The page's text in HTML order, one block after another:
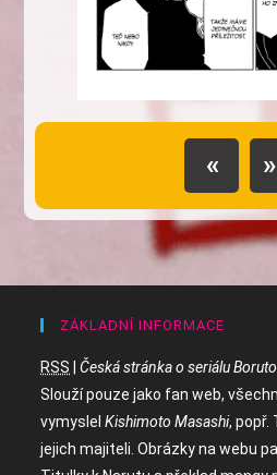
« »
ZÁKLADNÍ INFORMACE
RSS |Česká stránka o seriálu
Slouží pouze jako fan web,
vymyslelKishimoto Masashi, popř.
jejich majiteli. Obrázky na webu